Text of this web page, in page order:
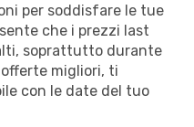
per soddisfare le tue
che i prezzi last
soprattutto durante
migliori, ti
con le date del tuo